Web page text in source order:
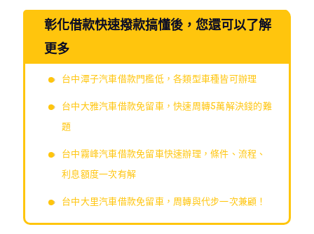
彰化借款快速撥款搞懂後，您還可以了解
更多
台中潭子汽車借款門檻低，各類型車種皆可辦理
台中大雅汽車借款免留車，快速周轉5萬解決錢的難
題
台中霧峰汽車借款免留車快速辦理，條件、流程、
利息額度一次有解
台中大里汽車借款免留車，周轉與代步一次兼顧！